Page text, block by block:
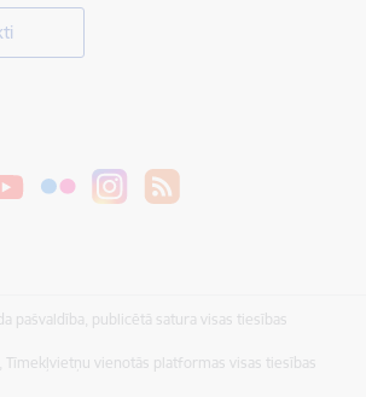
pašvaldība, publicētā satura visas tiesības
Tīmekļvietņu vienotās platformas visas tiesības